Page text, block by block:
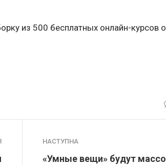
из 500 бесплатных онлайн-курсов
НАСТУПНА
«Умные вещи» будут